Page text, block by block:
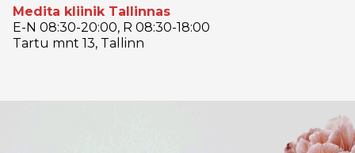
Medita kliinik Tallinnas
E-N 08:30-20:00, R 08:30-18:00
Tartu mnt 13, Tallinn